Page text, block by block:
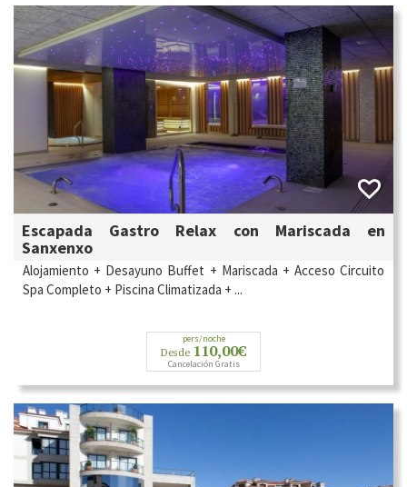
Escapada Gastro Relax con Mariscada en
Sanxenxo
Alojamiento + Desayuno Buffet + Mariscada + Acceso Circuito
Spa Completo + Piscina Climatizada + ...
pers/noche
Desde 110,00€
Cancelación Gratis